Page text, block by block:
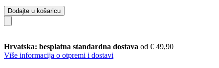
Dodajte u košaricu
Hrvatska: besplatna standardna dostava od € 49,90
Više informacija o otpremi i dostavi